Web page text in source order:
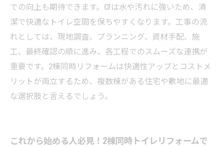
での向上も期待できます。CFは水や汚れに強いため、清
潔で快適なトイレ空間を保ちやすくなります。工事の流
れとしては、現地調査、プランニング、資材手配、施
工、最終確認の順に進み、各工程でのスムーズな連携が
重要です。2棟同時リフォームは快適性アップとコストメ
リットが両立するため、複数棟がある住宅や敷地に最適
な選択肢と言えるでしょう。
これから始める人必見！2棟同時トイレリフォームで